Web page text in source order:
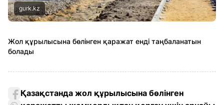
gurk.kz
Жол құрылысына бөлінген қаражат енді таңбаланатын
болады
Қазақстанда жол құрылысына бөлінген